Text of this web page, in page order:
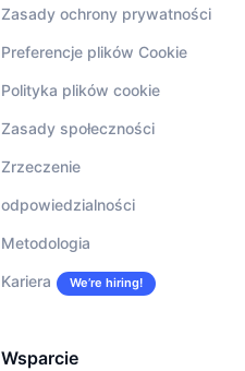
Zasady ochrony prywatności
Preferencje plików Cookie
Polityka plików cookie
Zasady społeczności
Zrzeczenie
odpowiedzialności
Metodologia
Kariera We’re hiring!
Wsparcie